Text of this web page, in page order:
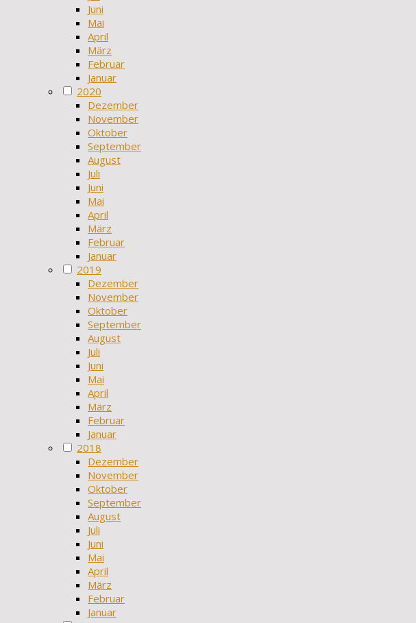
Juni
Mai
April
März
Februar
Januar
2020
Dezember
November
Oktober
September
August
Juli
Juni
Mai
April
März
Februar
Januar
2019
Dezember
November
Oktober
September
August
Juli
Juni
Mai
April
März
Februar
Januar
2018
Dezember
November
Oktober
September
August
Juli
Juni
Mai
April
März
Februar
Januar